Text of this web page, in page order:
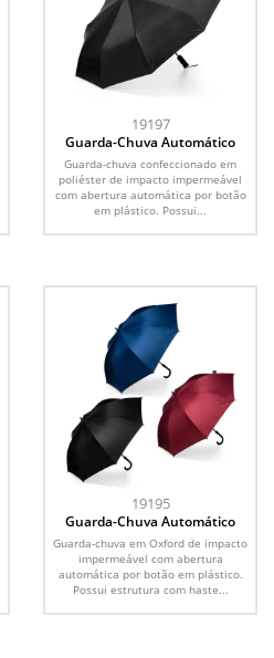
19197
Guarda-Chuva Automático
Guarda-chuva confeccionado em
poliéster de impacto impermeável
com abertura automática por botão
em plástico. Possui...
19195
Guarda-Chuva Automático
Guarda-chuva em Oxford de impacto
impermeável com abertura
automática por botão em plástico.
Possui estrutura com haste...